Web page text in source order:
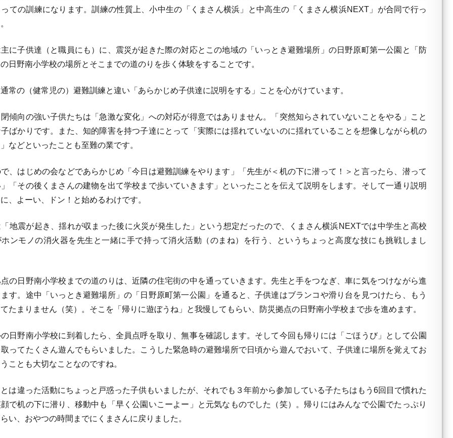
ての訓練になります。訓練の性質上、小中生の「くまさん横浜」と中高生の「くまさん横浜NEXT」が合同で行っ
子供達（と職員にも）に、震災が起きた際の対応とこの地域の「いっとき避難場所」の日野原町第一公園と「防
日野南小学校の場所とそこまでの道のりを歩く体験をすることです。
の（健常児の）避難訓練と違い「あらかじめ子供達に説明をする」ことを心がけています。
向の強い子供たちは「急激な変化」への対応が得意ではありません。「突然知らされていないことをやる」こと
ばかりです。また、知的障害を持つ子達にとって「実際には揺れていないのに揺れていることを想像しながら机の
などといったことも至難の業です。
はじめの会などであらかじめ「今日は避難訓練をやります」「先生が＜机の下に潜って！＞と言ったら、潜って
「その後くまさんの建物を出て学校まで歩いていきます」といったことを伝えて説明をします。そして一通り説明
、よーい、ドン！と始めるわけです。
震が起き、揺れが収まった後に火災が発生した」という想定だったので、くまさん横浜NEXTでは中学生と高校
ンモノの消火器を先生と一緒に手で持って消火活動（のまね）を行う、というちょっと高度な技にも挑戦しまし
日野南小学校までの道のりは、近隣の住宅街の中を通っていきます。先生と手をつなぎ、車に気をつけながら進
す。途中「いっとき避難場所」の「日野原町第一公園」を通ると、子供達はブランコや滑り台を見つけたら、もう
たまりません（笑）。そこを「帰りに遊ぼうね」と我慢してもらい、防災拠点の日野南小学校まで歩を進めます。
野南小学校に到着したら、全員点呼を取り、無事を確認します。そして今回も帰りには「ごほうび」として公園
ってたくさん遊んでもらいました。こうした緊急時の避難場所で日頃から遊んでおいて、子供達に場所を覚えてお
ことも大切なことなのですね。
違った活動にちょっと戸惑った子供もいましたが、それでも３年前から参加している子たちはもう6回目で慣れた
で机の下に潜り、移動中も「早く公園いこーよー」と元気なものでした（笑）。帰りにはみんなで公園でたっぷり
い、おやつの時間までにくまさんに戻りました。